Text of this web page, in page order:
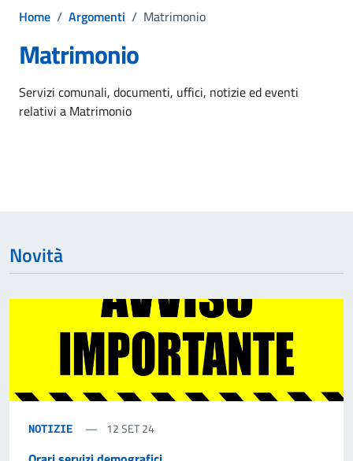
Home / Argomenti / Matrimonio
Matrimonio
Dettagli dell'argomento
Servizi comunali, documenti, uffici, notizie ed eventi
relativi a Matrimonio
Novità
NOTIZIE 12 SET 24